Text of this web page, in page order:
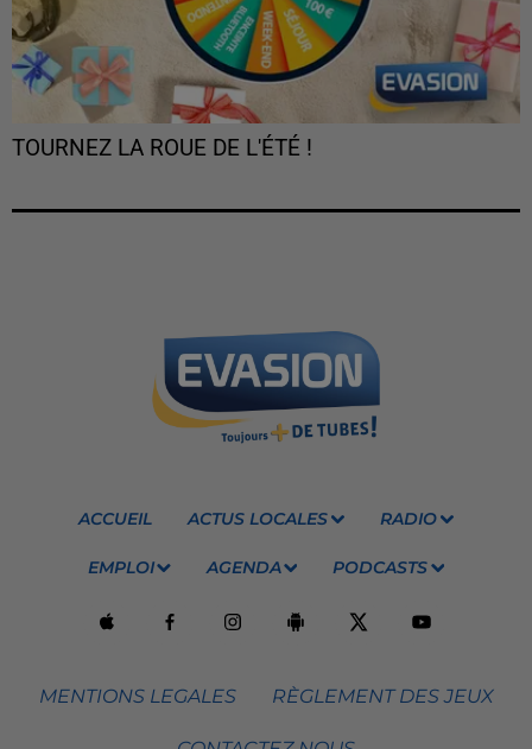
TOURNEZ LA ROUE DE L'ÉTÉ !
ACCUEIL ACTUS LOCALES RADIO
EMPLOI AGENDA PODCASTS
MENTIONS LEGALES RÈGLEMENT DES JEUX